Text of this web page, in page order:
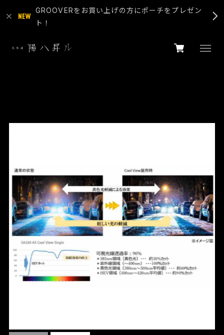
GROOVERをお買い上げの方にポーチをプレゼン
ト！